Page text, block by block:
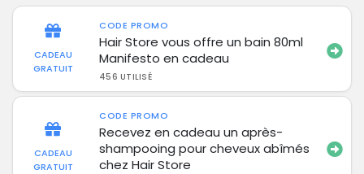
CADEAU
GRATUIT
CODE PROMO
Hair Store vous offre un bain 80ml
Manifesto en cadeau
456 UTILISÉ
CADEAU
GRATUIT
CODE PROMO
Recevez en cadeau un après-
shampooing pour cheveux abîmés
chez Hair Store